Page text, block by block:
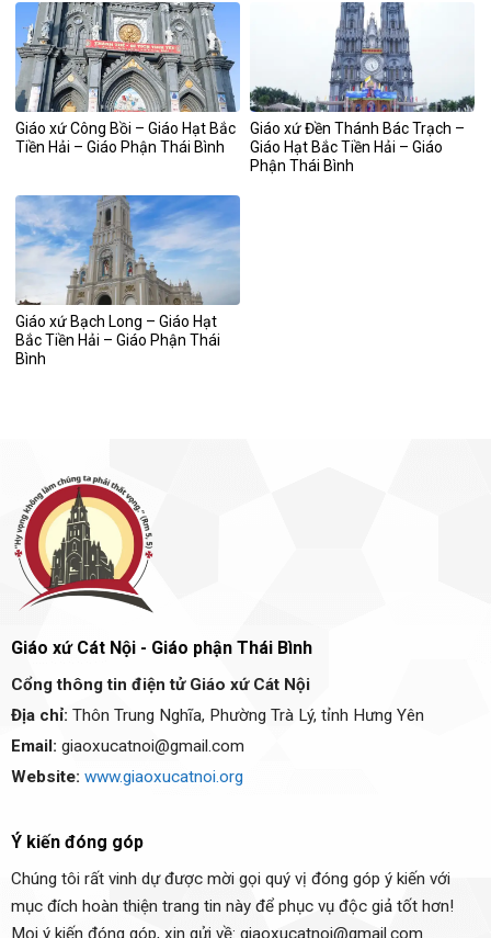
Giáo xứ Công Bồi – Giáo Hạt Bắc
Tiền Hải – Giáo Phận Thái Bình
Giáo xứ Đền Thánh Bác Trạch –
Giáo Hạt Bắc Tiền Hải – Giáo
Phận Thái Bình
Giáo xứ Bạch Long – Giáo Hạt
Bắc Tiền Hải – Giáo Phận Thái
Bình
Giáo xứ Cát Nội - Giáo phận Thái Bình
Cổng thông tin điện tử Giáo xứ Cát Nội
Địa chỉ: Thôn Trung Nghĩa, Phường Trà Lý, tỉnh Hưng Yên
Email: giaoxucatnoi@gmail.com
Website: www.giaoxucatnoi.org
Ý kiến đóng góp
Chúng tôi rất vinh dự được mời gọi quý vị đóng góp ý kiến với
mục đích hoàn thiện trang tin này để phục vụ độc giả tốt hơn!
Mọi ý kiến đóng góp, xin gửi về: giaoxucatnoi@gmail.com